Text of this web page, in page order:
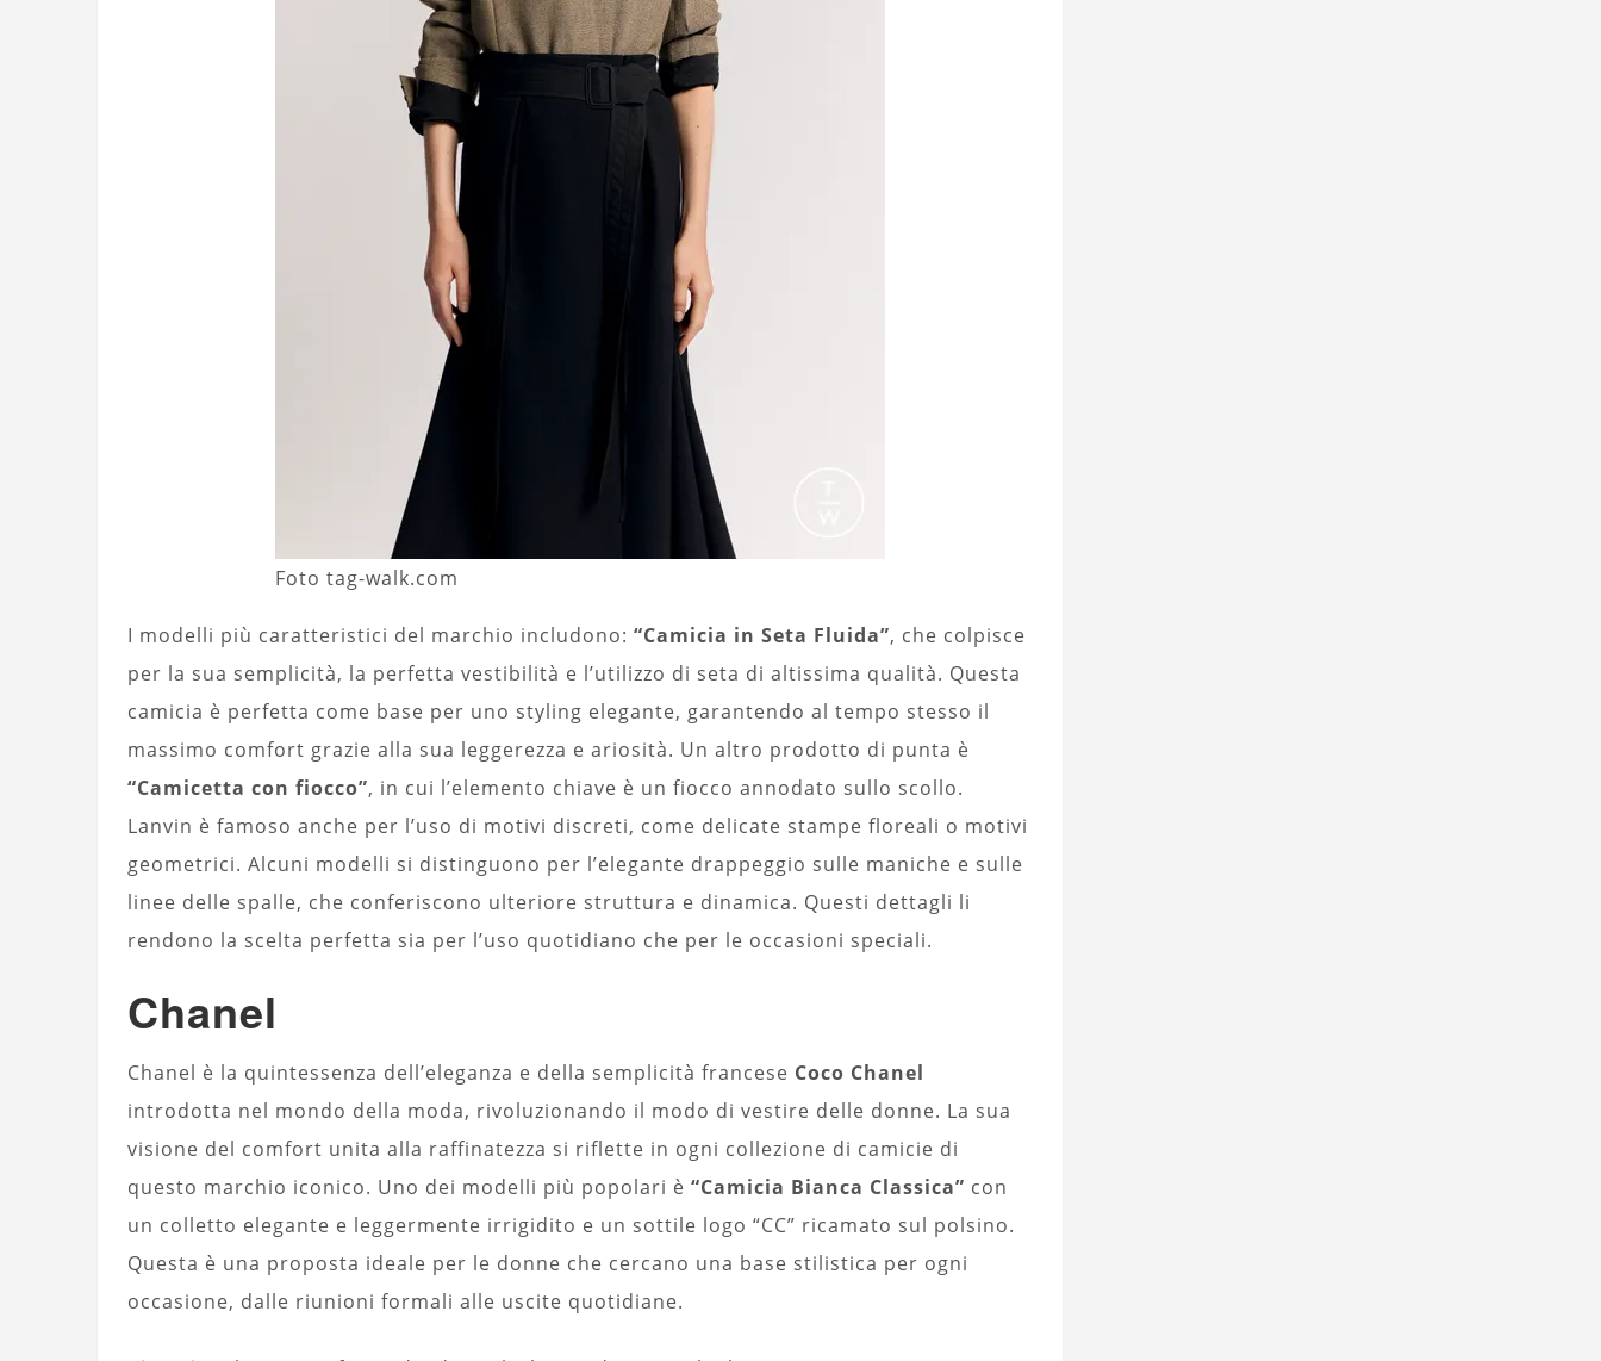
Foto tag-walk.com
I modelli più caratteristici del marchio includono: “Camicia in Seta Fluida”, che colpisce
per la sua semplicità, la perfetta vestibilità e l’utilizzo di seta di altissima qualità. Questa
camicia è perfetta come base per uno styling elegante, garantendo al tempo stesso il
massimo comfort grazie alla sua leggerezza e ariosità. Un altro prodotto di punta è
“Camicetta con fiocco”, in cui l’elemento chiave è un fiocco annodato sullo scollo.
Lanvin è famoso anche per l’uso di motivi discreti, come delicate stampe floreali o motivi
geometrici. Alcuni modelli si distinguono per l’elegante drappeggio sulle maniche e sulle
linee delle spalle, che conferiscono ulteriore struttura e dinamica. Questi dettagli li
rendono la scelta perfetta sia per l’uso quotidiano che per le occasioni speciali.
Chanel
Chanel è la quintessenza dell’eleganza e della semplicità francese Coco Chanel
introdotta nel mondo della moda, rivoluzionando il modo di vestire delle donne. La sua
visione del comfort unita alla raffinatezza si riflette in ogni collezione di camicie di
questo marchio iconico. Uno dei modelli più popolari è “Camicia Bianca Classica” con
un colletto elegante e leggermente irrigidito e un sottile logo “CC” ricamato sul polsino.
Questa è una proposta ideale per le donne che cercano una base stilistica per ogni
occasione, dalle riunioni formali alle uscite quotidiane.